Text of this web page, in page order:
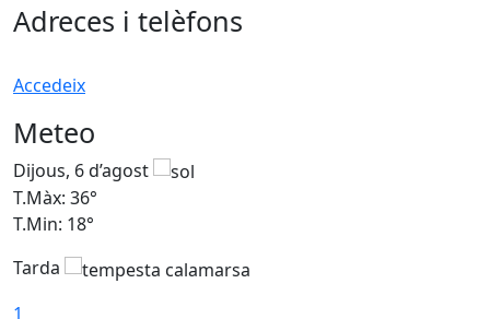
Adreces i telèfons
Accedeix
Meteo
Dijous, 6 d’agost
T.Màx: 36°
T.Min: 18°
Tarda
1